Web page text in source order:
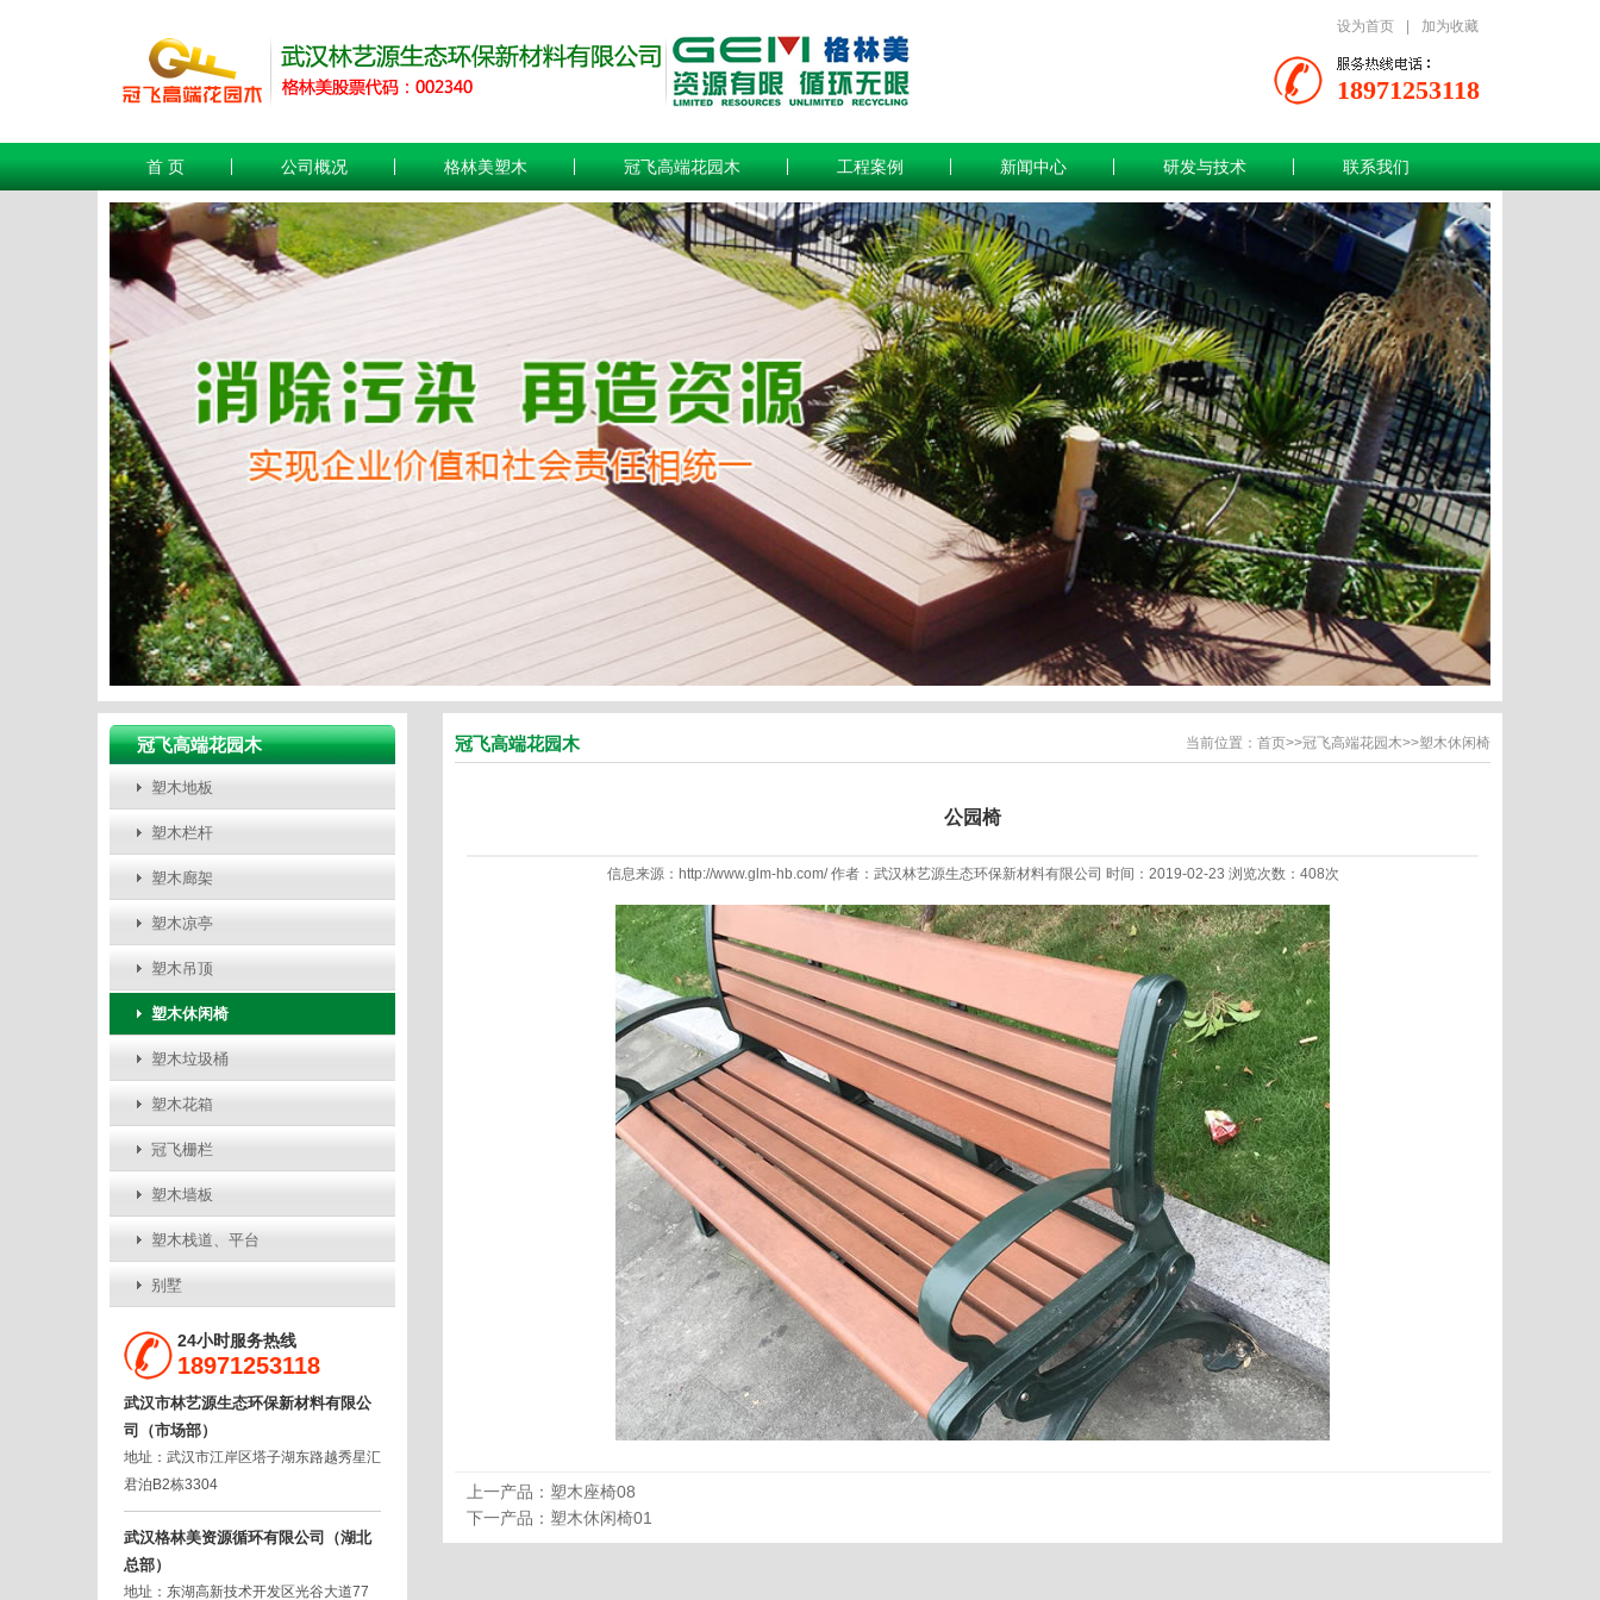
18971253118
设为首页 加为收藏
首 页 公司概况 格林美塑木 冠飞高端花园木 工程案例 新闻中心 研发与技术 联系我们
冠飞高端花园木
塑木地板
塑木栏杆
塑木廊架
塑木凉亭
塑木吊顶
塑木休闲椅
塑木垃圾桶
塑木花箱
冠飞栅栏
塑木墙板
塑木栈道、平台
别墅
24小时服务热线
18971253118
武汉市林艺源生态环保新材料有限公
司（市场部）
地址：武汉市江岸区塔子湖东路越秀星汇
君泊B2栋3304
武汉格林美资源循环有限公司（湖北
总部）
地址：东湖高新技术开发区光谷大道77
冠飞高端花园木 当前位置： 首页>>冠飞高端花园木>>塑木休闲椅
公园椅
信息来源：http://www.glm-hb.com/ 作者：武汉林艺源生态环保新材料有限公司 时间：2019-02-23 浏览次数：408次
上一产品： 塑木座椅08
下一产品： 塑木休闲椅01